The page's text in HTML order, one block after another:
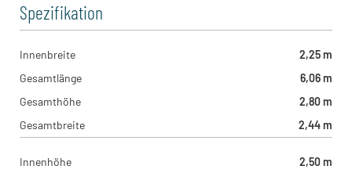
Spezifikation
Innenbreite
2,25 m
Gesamtlänge
6,06 m
Gesamthöhe
2,80 m
Gesamtbreite
2,44 m
Innenhöhe
2,50 m